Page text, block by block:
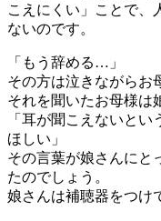
こえにくい」ことで、
ないのです。
「もう辞める…」
その方は泣きながらお
それを聞いたお母様は
「耳が聞こえないと
ほしい」
その言葉が娘さんにと
たのでしょう。
娘さんは補聴器をつけ